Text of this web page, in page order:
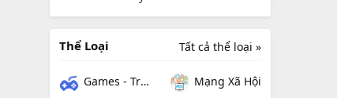
Tất cả thể loại »
Thể Loại
Games - Trò chơi
Mạng Xã Hội